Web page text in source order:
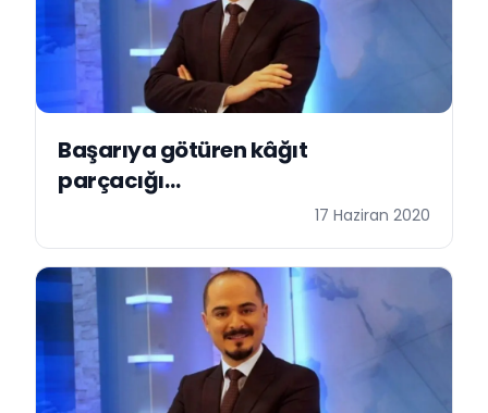
Başarıya götüren kâğıt
parçacığı…
17 Haziran 2020